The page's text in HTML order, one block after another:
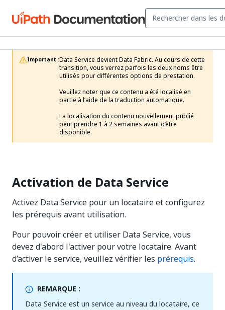
Important :Data Service devient Data Fabric. Au cours de cette
transition, vous verrez parfois les deux noms être
utilisés pour différentes options de prestation.
Veuillez noter que ce contenu a été localisé en
partie à l’aide de la traduction automatique.
La localisation du contenu nouvellement publié
peut prendre 1 à 2 semaines avant d’être
disponible.
Activation de Data Service
Activez Data Service pour un locataire et configurez
les prérequis avant utilisation.
Pour pouvoir créer et utiliser Data Service, vous
devez d'abord l'activer pour votre locataire. Avant
d’activer le service, veuillez vérifier les prérequis.
REMARQUE :
Data Service est un service au niveau du locataire, ce